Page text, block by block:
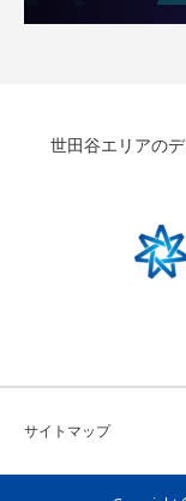
世田谷エリアの
サイトマップ